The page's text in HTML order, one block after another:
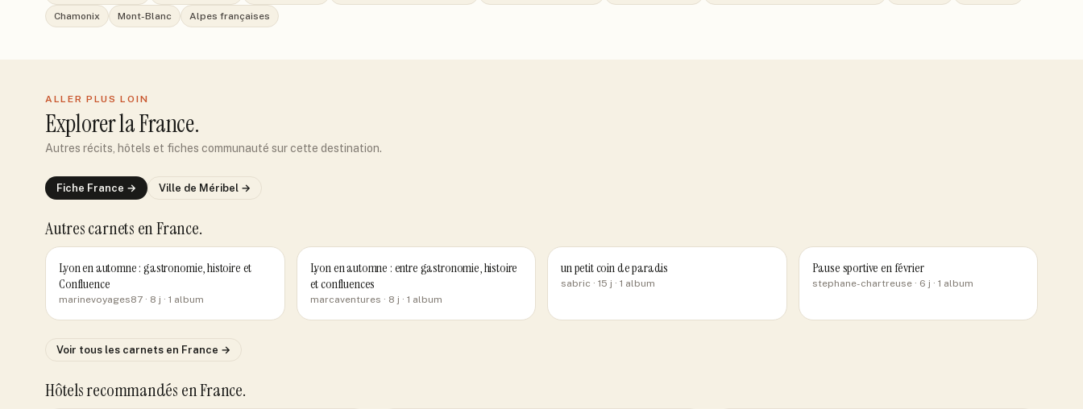
Chamonix
Mont-Blanc Alpes françaises
ALLER PLUS LOIN
Explorerla France.
Autres récits, hôtels et fiches communauté sur cette destination.
Fiche France → Ville de Méribel →
Autres carnets en France.
Lyon en automne : gastronomie, histoire et
Confluence
marinevoyages87 · 8 j · 1 album
Lyon en automne : entre gastronomie, histoire
et confluences
marcaventures · 8 j · 1 album
un petit coin de paradis
sabric · 15 j · 1 album
Pause sportive en février
stephane-chartreuse· 6 j · 1 album
Voir tous les carnets en France →
Hôtels recommandés en France.